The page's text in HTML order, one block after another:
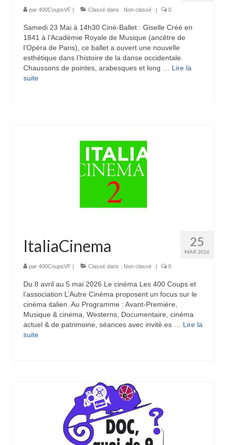
par 400CoupsVF Classé dans : Non classé 0
Samedi 23 Mai à 14h30 Ciné-Ballet : Giselle Créé en
1841 à l’Académie Royale de Musique (ancêtre de
l’Opéra de Paris), ce ballet a ouvert une nouvelle
esthétique dans l’histoire de la danse occidentale.
Chaussons de pointes, arabesques et long … Lire la
suite­­
25
MAR 2026
ItaliaCinema
par 400CoupsVF Classé dans : Non classé 0
Du 8 avril au 5 mai 2026 Le cinéma Les 400 Coups et
l’association L’Autre Cinéma proposent un focus sur le
cinéma italien. Au Programme : Avant-Première,
Musique & cinéma, Westerns, Documentaire, cinéma
actuel & de patrimoine, séances avec invité.es … Lire la
suite­­